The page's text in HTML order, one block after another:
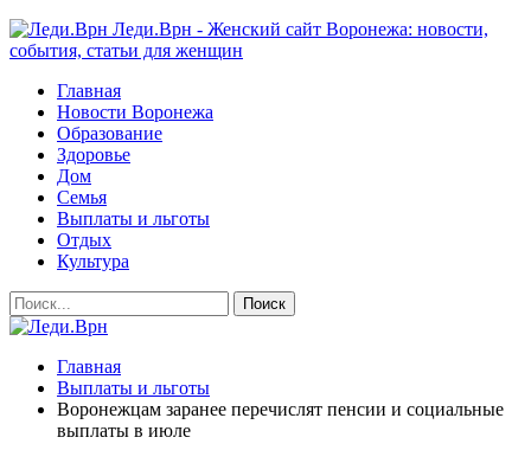
Леди.Врн - Женский сайт Воронежа: новости,
события, статьи для женщин
Главная
Новости Воронежа
Образование
Здоровье
Дом
Семья
Выплаты и льготы
Отдых
Культура
Главная
Выплаты и льготы
Воронежцам заранее перечислят пенсии и социальные
выплаты в июле